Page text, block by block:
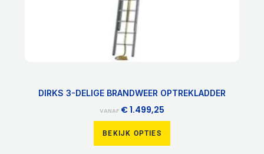
DIRKS 3-DELIGE BRANDWEER OPTREKLADDER
VANAF €1.499,25
BEKIJK OPTIES
de
productpagina